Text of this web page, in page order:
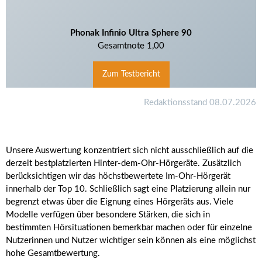
Phonak Infinio Ultra Sphere 90
Gesamtnote 1,00
Zum Testbericht
Redaktionsstand 08.07.2026
Unsere Auswertung konzentriert sich nicht ausschließlich auf die
derzeit bestplatzierten Hinter-dem-Ohr-Hörgeräte. Zusätzlich
berücksichtigen wir das höchstbewertete Im-Ohr-Hörgerät
innerhalb der Top 10. Schließlich sagt eine Platzierung allein nur
begrenzt etwas über die Eignung eines Hörgeräts aus. Viele
Modelle verfügen über besondere Stärken, die sich in
bestimmten Hörsituationen bemerkbar machen oder für einzelne
Nutzerinnen und Nutzer wichtiger sein können als eine möglichst
hohe Gesamtbewertung.